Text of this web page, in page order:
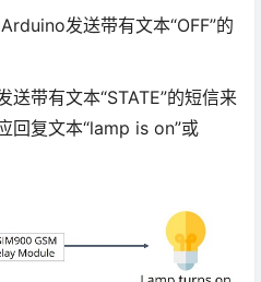
发送带有文本“OFF”的
带有文本“STATE”的短信来
回复文本“lamp is on”或